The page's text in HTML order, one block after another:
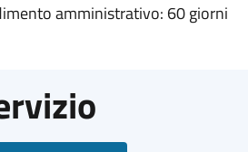
amministrativo: 60 giorni